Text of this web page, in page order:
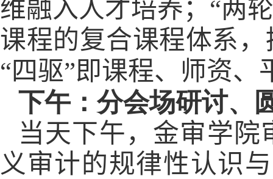
维融入人才培养；“两
课程的复合课程体系，
“四驱”即课程、师资
下午：分会场研讨、
当天下午， 金审学院
义审计的规律性认识